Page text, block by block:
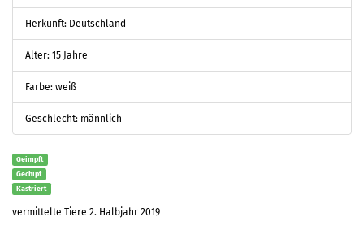
Herkunft: Deutschland
Alter: 15 Jahre
Farbe: weiß
Geschlecht: männlich
Geimpft
Gechipt
Kastriert
vermittelte Tiere 2. Halbjahr 2019